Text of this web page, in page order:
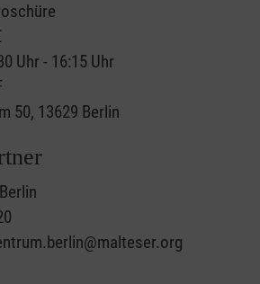
Uhr - 16:15 Uhr
50, 13629 Berlin